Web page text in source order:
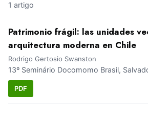
1 artigo
Patrimonio frágil: las unidades
arquitectura moderna en Chile
Rodrigo Gertosio Swanston
13º Seminário Docomomo Brasil,
PDF